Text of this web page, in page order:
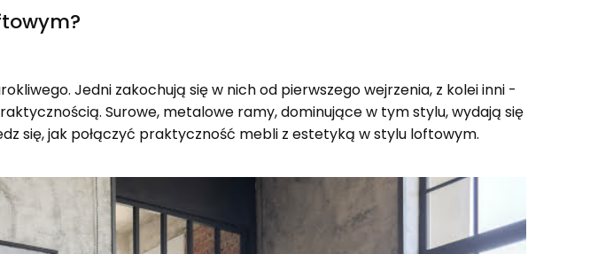
Jedni zakochują się w nich od pierwszego wejrzenia, z kolei inni -
Surowe, metalowe ramy, dominujące w tym stylu, wydają się
się, jak połączyć praktyczność mebli z estetyką w stylu loftowym.